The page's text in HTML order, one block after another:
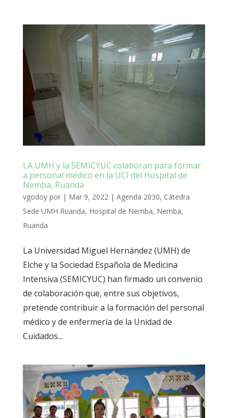
LA UMH y la SEMICYUC colaboran para formar
a personal médico en la UCI del Hospital de
Nemba, Ruanda
vgodoypor | Mar 9, 2022| Agenda 2030, Cátedra
Sede UMH Ruanda, Hospital de Nemba, Nemba,
Ruanda
La Universidad Miguel Hernández (UMH) de
Elche y la Sociedad Española de Medicina
Intensiva (SEMICYUC) han firmado un convenio
de colaboración que, entre sus objetivos,
pretende contribuir a la formación del personal
médico y de enfermería de la Unidad de
Cuidados...